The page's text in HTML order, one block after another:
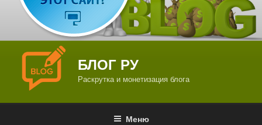
БЛОГ РУ
Раскрутка и монетизация блога
Меню